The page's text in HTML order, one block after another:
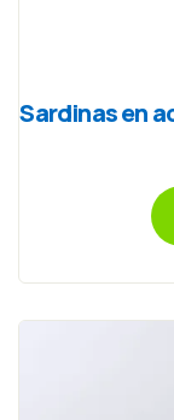
Sardinas en